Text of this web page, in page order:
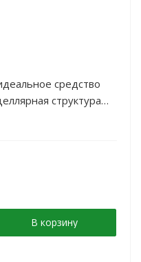
средство
структура
притягивающий
ее.
В корзину